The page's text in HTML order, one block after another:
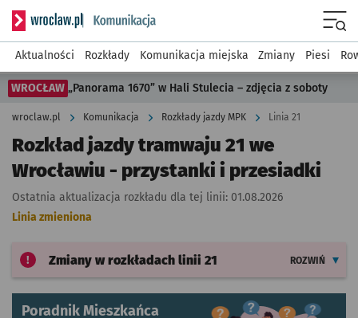
Serwis informacyjny wroclaw.pl podserwis: Komunikacja
Aktualności Rozkłady Komunikacja miejska Zmiany Piesi
WROCŁAW „Panorama 1670” w Hali Stulecia – zdjęcia z soboty
wroclaw.pl Komunikacja Rozkłady jazdy MPK Linia 21
Rozkład jazdy tramwaju 21 we
Wrocławiu - przystanki i przesiadki
Ostatnia aktualizacja rozkładu dla tej linii: 01.08.2026
Linia zmieniona
Zmiany w rozkładach linii 21 ROZWIŃ
Poradnik Mieszkańca